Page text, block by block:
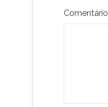
Comentário